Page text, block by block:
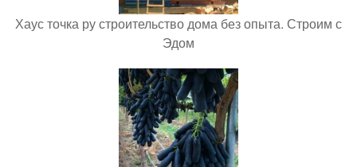
Хаус точка ру строительство дома без опыта. Строим с
Эдом